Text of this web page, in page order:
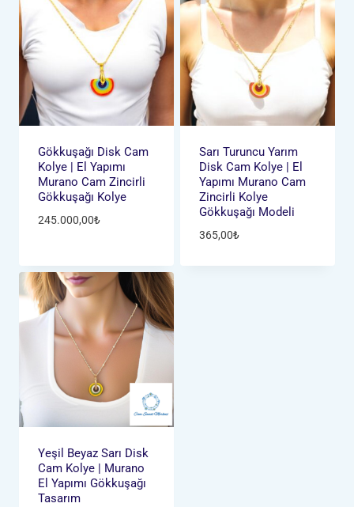
Gökkuşağı Disk Cam
Kolye | El Yapımı
Murano Cam Zincirli
Gökkuşağı Kolye
245.000,00₺
Sarı Turuncu Yarım
Disk Cam Kolye | El
Yapımı Murano Cam
Zincirli Kolye
Gökkuşağı Modeli
365,00₺
Yeşil Beyaz Sarı Disk
Cam Kolye | Murano
El Yapımı Gökkuşağı
Tasarım